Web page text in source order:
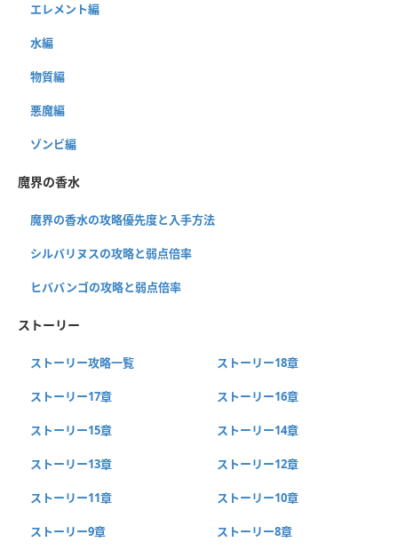
エレメント編
水編
物質編
悪魔編
ゾンビ編
魔界の香水
魔界の香水の攻略優先度と入手方法
シルバリヌスの攻略と弱点倍率
ヒババンゴの攻略と弱点倍率
ストーリー
ストーリー攻略一覧 ストーリー18章
ストーリー17章 ストーリー16章
ストーリー15章 ストーリー14章
ストーリー13章 ストーリー12章
ストーリー11章 ストーリー10章
ストーリー9章 ストーリー8章